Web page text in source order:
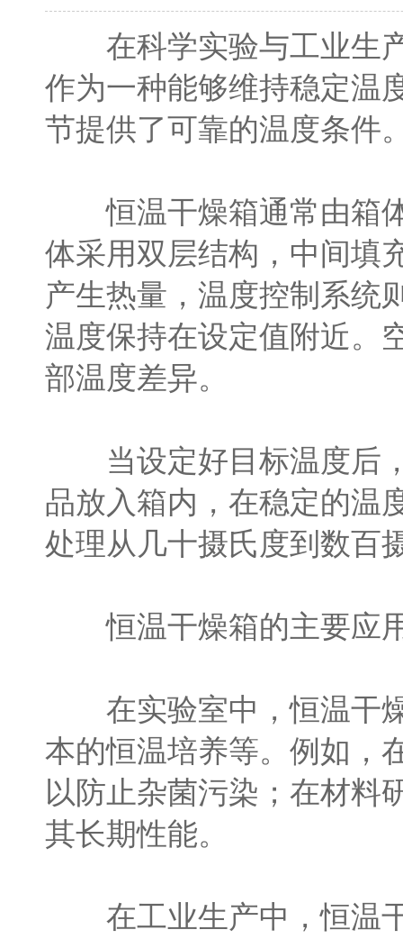
在科学实验与工业生产
作为一种能够维持稳定温
节提供了可靠的温度条件
恒温干燥箱通常由箱体
体采用双层结构，中间填
产生热量，温度控制系统
温度保持在设定值附近。
部温度差异。
当设定好目标温度后，
品放入箱内，在稳定的温
处理从几十摄氏度到数百
恒温干燥箱的主要应
在实验室中，恒温干燥
本的恒温培养等。例如，
以防止杂菌污染；在材料
其长期性能。
在工业生产中，恒温干